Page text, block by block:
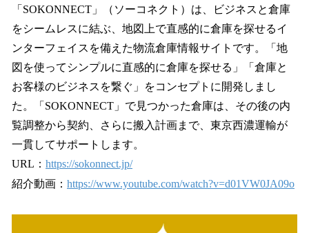
「SOKONNECT」（ソーコネクト）は、ビジネスと倉庫
をシームレスに結ぶ、地図上で直感的に倉庫を探せるイ
ンターフェイスを備えた物流倉庫情報サイトです。「地
図を使ってシンプルに直感的に倉庫を探せる」「倉庫と
お客様のビジネスを繋ぐ」をコンセプトに開発しまし
た。「SOKONNECT」で見つかった倉庫は、その後の内
覧調整から契約、さらに搬入計画まで、東京西濃運輸が
一貫してサポートします。
URL： https://sokonnect.jp/
紹介動画： https://www.youtube.com/watch?v=d01VW0JA09o